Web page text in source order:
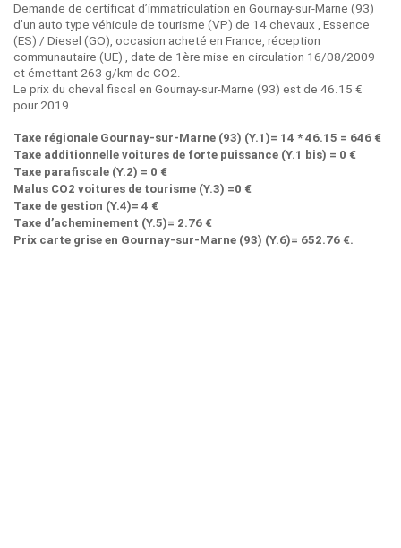
Demande de certificat d’immatriculation en Gournay-sur-Marne (93)
d’un auto type véhicule de tourisme (VP) de 14 chevaux , Essence
(ES) / Diesel (GO), occasion acheté en France, réception
communautaire (UE) , date de 1ère mise en circulation 16/08/2009
et émettant 263 g/km de CO2.
Le prix du cheval fiscal en Gournay-sur-Marne (93) est de 46.15 €
pour 2019.
Taxe régionale Gournay-sur-Marne (93) (Y.1)= 14 * 46.15 = 646 €
Taxe additionnelle voitures de forte puissance (Y.1 bis) = 0 €
Taxe parafiscale (Y.2) = 0 €
Malus CO2 voitures de tourisme (Y.3) =0 €
Taxe de gestion (Y.4)= 4 €
Taxe d’acheminement (Y.5)= 2.76 €
Prix carte grise en Gournay-sur-Marne (93) (Y.6)= 652.76 €.